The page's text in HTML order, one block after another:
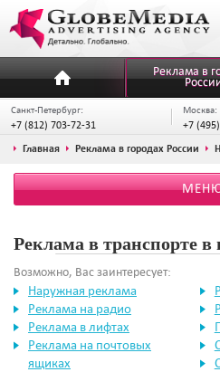
Реклама в
Санкт-Петербург:
+7 (812) 703-72-31
Москва:
+7
Главная Реклама в городах России
Реклама в транспорте в
Возможно, Вас заинтересует:
Наружная реклама
Реклама на радио
Реклама в лифтах
Реклама на почтовых
ящиках